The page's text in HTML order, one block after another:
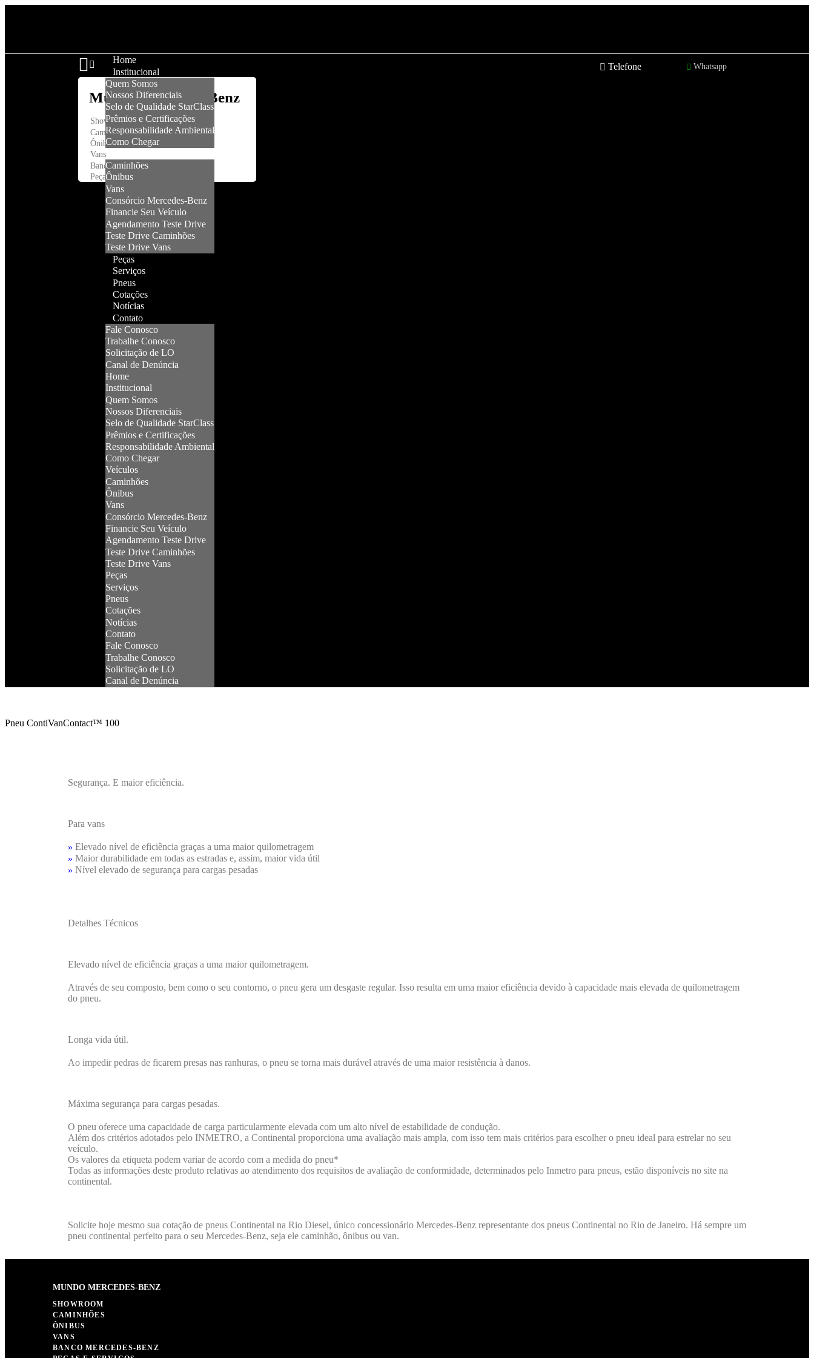
Showroom
Caminhões
Ônibus
Vans
Banco Mercedes-Benz
Peças e Serviços
Home
Institucional
Quem Somos
Nossos Diferenciais
Selo de Qualidade StarClass
Prêmios e Certificações
Responsabilidade Ambiental
Como Chegar
Caminhões
Ônibus
Vans
Consórcio Mercedes-Benz
Financie Seu Veículo
Agendamento Teste Drive
Teste Drive Caminhões
Teste Drive Vans
Peças
Serviços
Pneus
Cotações
Notícias
Contato
Fale Conosco
Trabalhe Conosco
Solicitação de LO
Canal de Denúncia
Home
Institucional
Quem Somos
Nossos Diferenciais
Selo de Qualidade StarClass
Prêmios e Certificações
Responsabilidade Ambiental
Como Chegar
Veículos
Caminhões
Ônibus
Vans
Consórcio Mercedes-Benz
Financie Seu Veículo
Agendamento Teste Drive
Teste Drive Caminhões
Teste Drive Vans
Peças
Serviços
Pneus
Cotações
Notícias
Contato
Fale Conosco
Trabalhe Conosco
Solicitação de LO
Canal de Denúncia
Telefone Whatsapp
Pneu ContiVanContact™ 100
Segurança. E maior eficiência.
Para vans
» Elevado nível de eficiência graças a uma maior quilometragem
» Maior durabilidade em todas as estradas e, assim, maior vida útil
» Nível elevado de segurança para cargas pesadas
Detalhes Técnicos
Elevado nível de eficiência graças a uma maior quilometragem.
Através de seu composto, bem como o seu contorno, o pneu gera um desgaste regular. Isso resulta em uma maior eficiência devido à capacidade mais elevada de quilometragem
do pneu.
Longa vida útil.
Ao impedir pedras de ficarem presas nas ranhuras, o pneu se torna mais durável através de uma maior resistência à danos.
Máxima segurança para cargas pesadas.
O pneu oferece uma capacidade de carga particularmente elevada com um alto nível de estabilidade de condução.
Além dos critérios adotados pelo INMETRO, a Continental proporciona uma avaliação mais ampla, com isso tem mais critérios para escolher o pneu ideal para estrelar no seu
veículo.
Os valores da etiqueta podem variar de acordo com a medida do pneu*
Todas as informações deste produto relativas ao atendimento dos requisitos de avaliação de conformidade, determinados pelo Inmetro para pneus, estão disponíveis no site na
continental.
Solicite hoje mesmo sua cotação de pneus Continental na Rio Diesel, único concessionário Mercedes-Benz representante dos pneus Continental no Rio de Janeiro. Há sempre um
pneu continental perfeito para o seu Mercedes-Benz, seja ele caminhão, ônibus ou van.
MUNDO MERCEDES-BENZ
SHOWROOM
CAMINHÕES
ÔNIBUS
VANS
BANCO MERCEDES-BENZ